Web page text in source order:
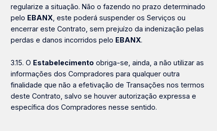
regularize a situação. Não o fazendo no prazo determinado
pelo EBANX , este poderá suspender os Serviços ou
encerrar este Contrato, sem prejuízo da indenização pelas
perdas e danos incorridos pelo EBANX.
3.15. O Estabelecimento obriga-se, ainda, a não utilizar as
informações dos Compradores para qualquer outra
finalidade que não a efetivação de Transações nos termos
deste Contrato, salvo se houver autorização expressa e
específica dos Compradores nesse sentido.